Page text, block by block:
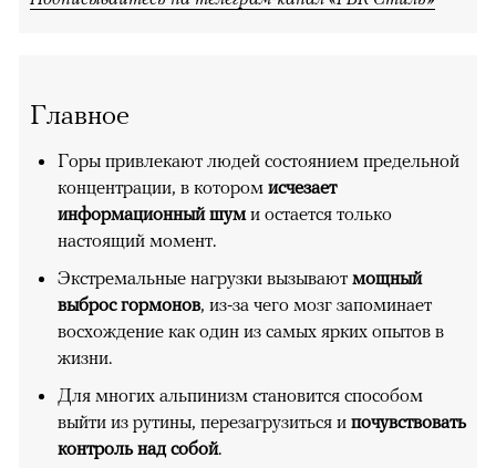
Главное
Горы привлекают людей состоянием предельной
концентрации, в котором исчезает
информационный шуми остается только
настоящий момент.
Экстремальные нагрузки вызывают мощный
выброс гормонов, из-за чего мозг запоминает
восхождение как один из самых ярких опытов в
жизни.
Для многих альпинизм становится способом
выйти из рутины, перезагрузиться и почувствовать
контроль над собой.